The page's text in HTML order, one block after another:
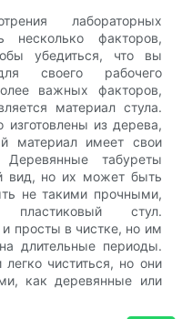
лабораторных
факторов,
убедиться, что вы
своего рабочего
важных факторов,
материал стула.
из дерева,
материал имеет свои
табуреты
вид, но их может быть
не такими прочными,
стул.
просты в чистке, но им
длительные периоды.
чиститься, но они
как деревянные или